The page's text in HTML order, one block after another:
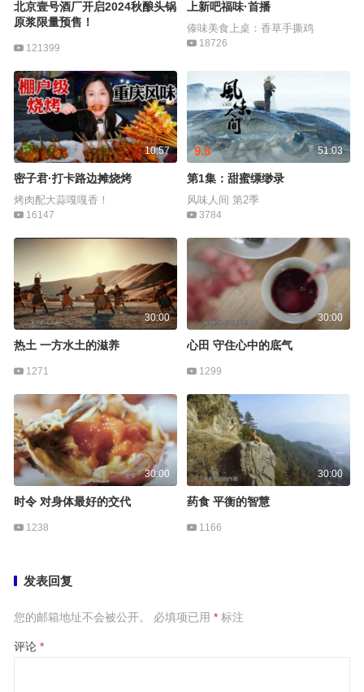
北京壹号酒厂开启2024秋酿头锅
原浆限量预售！
121399
上新吧福味·首播
傣味美食上桌：香草手撕鸡
18726
10:57
密子君·打卡路边摊烧烤
烤肉配大蒜嘎嘎香！
16147
51:03
9.5
第1集：甜蜜缥缈录
风味人间 第2季
3784
30:00
热土 一方水土的滋养
1271
30:00
心田 守住心中的底气
1299
30:00
时令 对身体最好的交代
1238
30:00
药食 平衡的智慧
1166
发表回复
您的邮箱地址不会被公开。 必填项已用 *标注
评论 *